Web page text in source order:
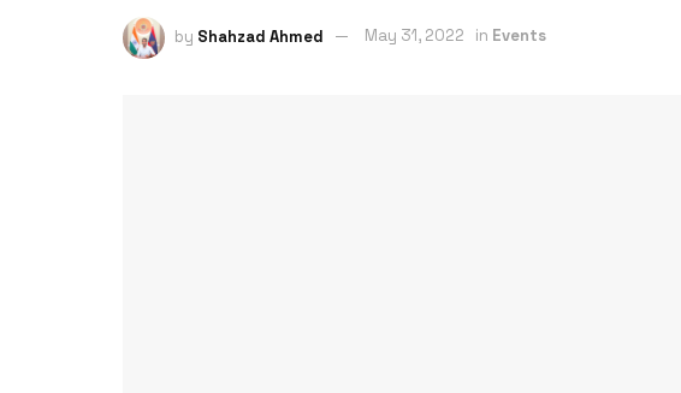
by Shahzad Ahmed May 31, 2022 in Events